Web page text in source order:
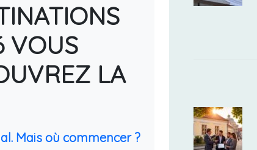
VOUS
LA
Mais où commencer ?